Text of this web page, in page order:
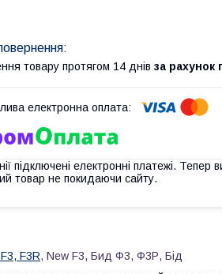
товару протягом 14 днів за рахунок
підключені електронні платежі. Тепер
товар не покидаючи сайту.
F3R, New F3, Бид Ф3, Ф3Р, Бід